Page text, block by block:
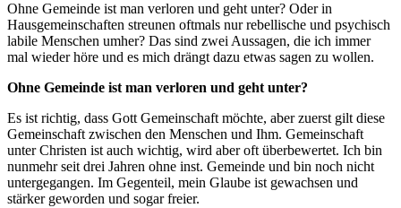
Ohne Gemeinde ist man verloren und geht unter? Oder in
Hausgemeinschaften streunen oftmals nur rebellische und psychisch
labile Menschen umher? Das sind zwei Aussagen, die ich immer
mal wieder höre und es mich drängt dazu etwas sagen zu wollen.
Ohne Gemeinde ist man verloren und geht unter?
Es ist richtig, dass Gott Gemeinschaft möchte, aber zuerst gilt diese
Gemeinschaft zwischen den Menschen und Ihm. Gemeinschaft
unter Christen ist auch wichtig, wird aber oft überbewertet. Ich bin
nunmehr seit drei Jahren ohne inst. Gemeinde und bin noch nicht
untergegangen. Im Gegenteil, mein Glaube ist gewachsen und
stärker geworden und sogar freier.